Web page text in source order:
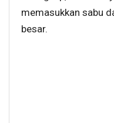
memasukkan sabu
besar.